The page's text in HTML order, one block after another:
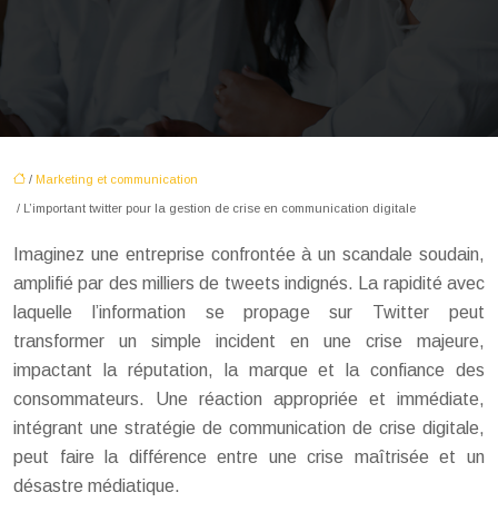
/ Marketing et communication
/ L’important twitter pour la gestion de crise en communication digitale
Imaginez une entreprise confrontée à un scandale soudain,
amplifié par des milliers de tweets indignés. La rapidité avec
laquelle l’information se propage sur Twitter peut
transformer un simple incident en une crise majeure,
impactant la réputation, la marque et la confiance des
consommateurs. Une réaction appropriée et immédiate,
intégrant une stratégie de communication de crise digitale,
peut faire la différence entre une crise maîtrisée et un
désastre médiatique.